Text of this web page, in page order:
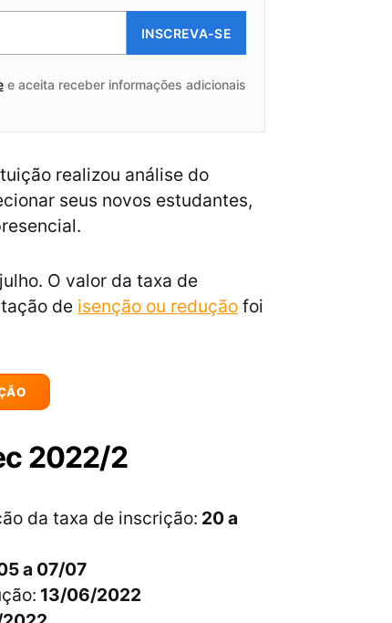
INSCREVA-SE
e aceita receber informações adicionais
realizou análise do
seus novos estudantes,
O valor da taxa de
de isenção ou redução foi
2022/2
da taxa de inscrição: 20 a
a 07/07
13/06/2022